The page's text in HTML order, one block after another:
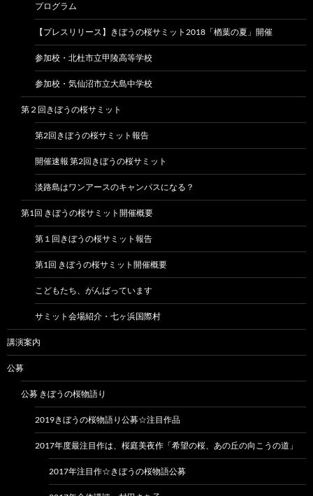
プログラム
【プレスリリース】きぼうの桜サミット2018「楢葉の夏」開催
参加校・北杜市立甲陵高等学校
参加校・気仙沼市立大島中学校
第２回きぼうの桜サミット
第2回きぼうの桜サミット報告
開催速報 第2回きぼうの桜サミット
淡路島はワンアースのキャンパスになる？
第1回 きぼうの桜サミット開催概要
第１回きぼうの桜サミット報告
第1回 きぼうの桜サミット開催概要
こどもたち、がんばっています
サミット会場紹介・七ヶ浜国際村
講演案内
公募
公募 きぼうの桜物語り
2019きぼうの桜物語り公募☆注目作品
2017年度最注目作は、桜庭美夜作「希望の桜、あの丘の向こうの道」
2017年注目作☆きぼうの桜物語公募